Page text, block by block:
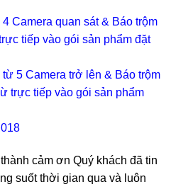
Camera quan sát & Báo trộm
tiếp vào gói sản phẩm đặt
5 Camera trở lên & Báo trộm
trực tiếp vào gói sản phẩm
cảm ơn Quý khách đã tin
suốt thời gian qua và luôn